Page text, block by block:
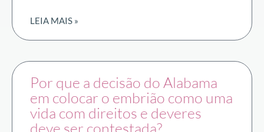
LEIA MAIS »
Por que a decisão do Alabama
em colocar o embrião como uma
vida com direitos e deveres
deve ser contestada?